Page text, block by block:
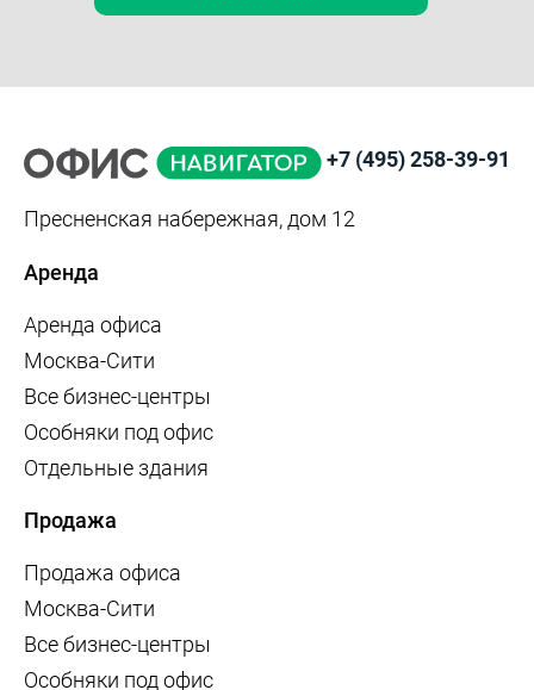
+7 (495) 258-39-91
Пресненская набережная, дом 12
Аренда
Аренда офиса
Москва-Сити
Все бизнес-центры
Особняки под офис
Отдельные здания
Продажа
Продажа офиса
Москва-Сити
Все бизнес-центры
Особняки под офис